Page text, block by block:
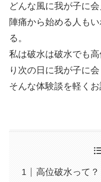
どんな風に我が子に
陣痛から始める人も
る。
私は破水は破水でも
り次の日に我が子に
そんな体験談を軽くお
高位破水って？